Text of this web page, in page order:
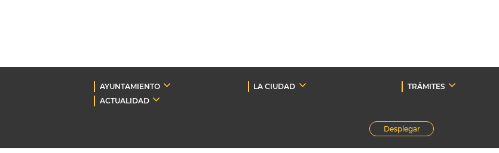
AYUNTAMIENTO LA CIUDAD TRÁMITES
ACTUALIDAD
Desplegar